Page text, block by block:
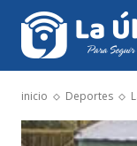
inicio Deportes